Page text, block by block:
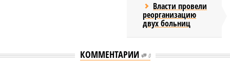
Власти провели
реорганизацию
двух больниц
КОММЕНТАРИИ 0